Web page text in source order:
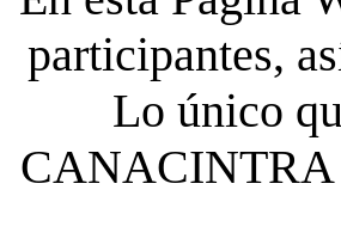
participantes,
Lo único
CANACINTRA